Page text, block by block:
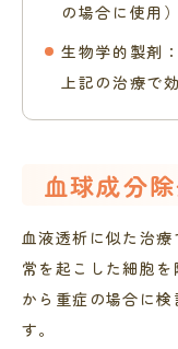
の場合に使用）
生物学的製剤
上記の治療で
血球成分
血液透析に似た治
常を起こした細胞
から重症の場合に
す。